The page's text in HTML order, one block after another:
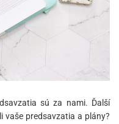
sú za nami. Ďalší
vaše predsavzatia a plány?